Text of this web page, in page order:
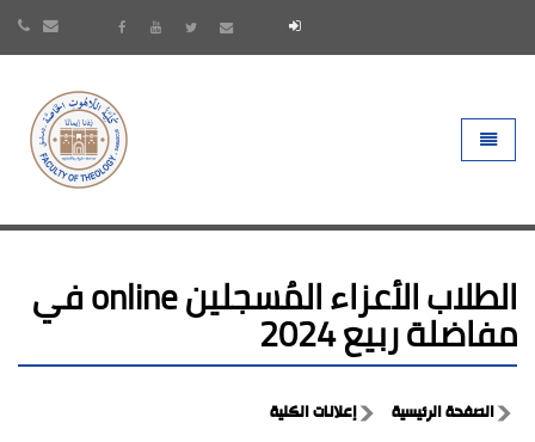
Toggle
الطلاب الأعزاء المُسجلين online في
مفاضلة ربيع 2024
الصفحة الرئيسية إعلانات الكلية